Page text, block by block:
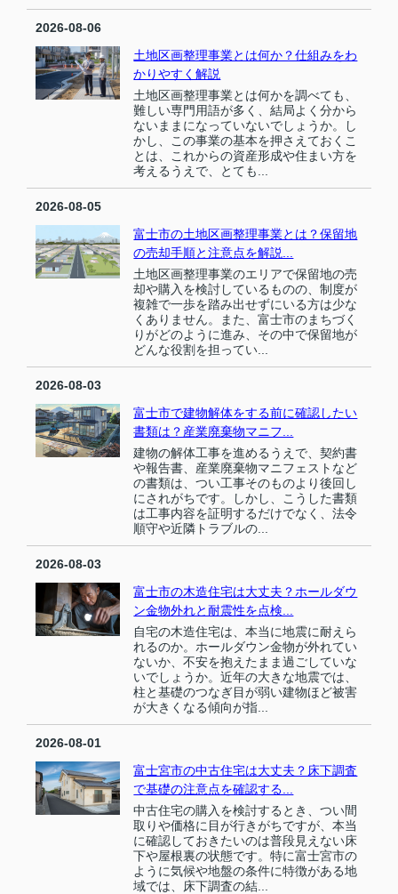
2026-08-06
土地区画整理事業とは何か？仕組みをわ
かりやすく解説
土地区画整理事業とは何かを調べても、
難しい専門用語が多く、結局よく分から
ないままになっていないでしょうか。し
かし、この事業の基本を押さえておくこ
とは、これからの資産形成や住まい方を
考えるうえで、とても...
2026-08-05
富士市の土地区画整理事業とは？保留地
の売却手順と注意点を解説...
土地区画整理事業のエリアで保留地の売
却や購入を検討しているものの、制度が
複雑で一歩を踏み出せずにいる方は少な
くありません。また、富士市のまちづく
りがどのように進み、その中で保留地が
どんな役割を担ってい...
2026-08-03
富士市で建物解体をする前に確認したい
書類は？産業廃棄物マニフ...
建物の解体工事を進めるうえで、契約書
や報告書、産業廃棄物マニフェストなど
の書類は、つい工事そのものより後回し
にされがちです。しかし、こうした書類
は工事内容を証明するだけでなく、法令
順守や近隣トラブルの...
2026-08-03
富士市の木造住宅は大丈夫？ホールダウ
ン金物外れと耐震性を点検...
自宅の木造住宅は、本当に地震に耐えら
れるのか。ホールダウン金物が外れてい
ないか、不安を抱えたまま過ごしていな
いでしょうか。近年の大きな地震では、
柱と基礎のつなぎ目が弱い建物ほど被害
が大きくなる傾向が指...
2026-08-01
富士宮市の中古住宅は大丈夫？床下調査
で基礎の注意点を確認する...
中古住宅の購入を検討するとき、つい間
取りや価格に目が行きがちですが、本当
に確認しておきたいのは普段見えない床
下や屋根裏の状態です。特に富士宮市の
ように気候や地盤の条件に特徴がある地
域では、床下調査の結...